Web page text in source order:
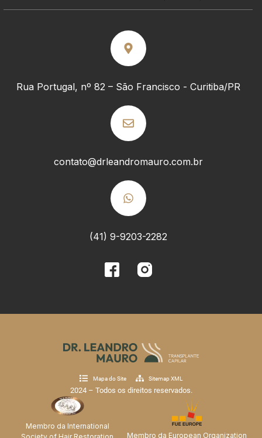
Rua Portugal, nº 82 – São Francisco - Curitiba/PR
contato@drleandromauro.com.br
(41) 9-9203-2282
Mapa do Site Sitemap XML
2024 – Todos os direitos reservados.
Membro da International
Membro da European Organization